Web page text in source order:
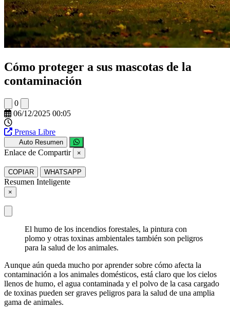
Cómo proteger a sus mascotas de la
contaminación
0
06/12/2025 00:05
Prensa Libre
Auto Resumen
Enlace de Compartir ×
COPIAR WHATSAPP
Resumen Inteligente
×
El humo de los incendios forestales, la pintura con
plomo y otras toxinas ambientales también son peligros
para la salud de los animales.
Aunque aún queda mucho por aprender sobre cómo afecta la
contaminación a los animales domésticos, está claro que los cielos
llenos de humo, el agua contaminada y el polvo de la casa cargado
de toxinas pueden ser graves peligros para la salud de una amplia
gama de animales.